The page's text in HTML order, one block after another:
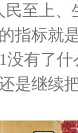
至上、
指标就
有了什
是继续